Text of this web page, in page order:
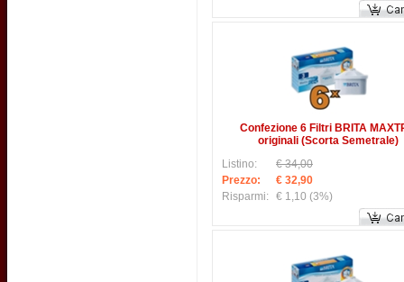
Confezione 6 Filtri BRITA
originali (Scorta Semetrale)
Listino:
€ 34,00
Prezzo:
€ 32,90
Risparmi: € 1,10 (3%)